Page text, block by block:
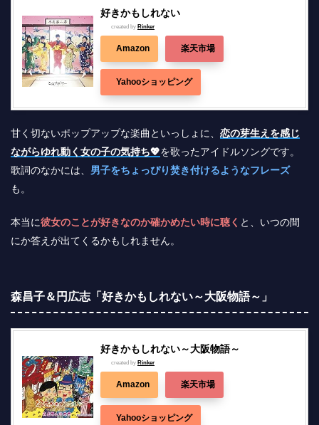
好きかもしれない
created by Rinker
Amazon 楽天市場
Yahooショッピング
甘く切ないポップアップな楽曲といっしょに、 恋の芽生えを感じ
ながらゆれ動く女の子の気持ち💖を歌ったアイドルソングです。
歌詞のなかには、 男子をちょっぴり焚き付けるようなフレーズ
も。
本当に彼女のことが好きなのか確かめたい時に聴く と、いつの間
にか答えが出てくるかもしれません。
森昌子＆円広志「好きかもしれない～大阪物語～」
好きかもしれない～大阪物語～
created by Rinker
Amazon 楽天市場
Yahooショッピング